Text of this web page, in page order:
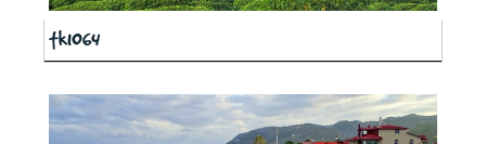
tk1064